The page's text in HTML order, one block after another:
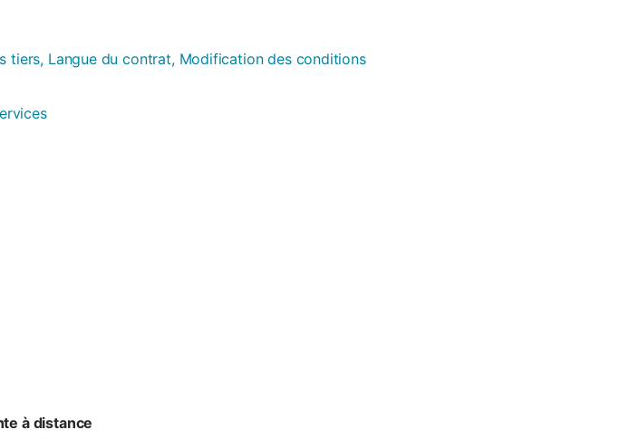
tiers, Langue du contrat, Modification des conditions
à distance